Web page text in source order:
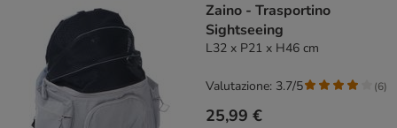
Zaino - Trasportino
Sightseeing
L32 x P21 x H46 cm
25,99 €
Valutazione: 3.7/5 (6)